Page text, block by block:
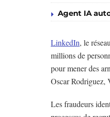
Agent IA
LinkedIn, le
millions de
pour mener des
Oscar Rodriguez,
Les fraudeurs